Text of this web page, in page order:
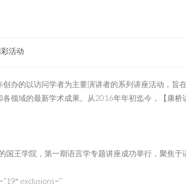
活动
创办的以访问学者为主要演讲者的系列讲座活动，旨
领域的最新学术成果。从2016年年初迄今，【康桥
王学院，第一期语言学专题讲座成功举行，聚焦于
exclusions=”